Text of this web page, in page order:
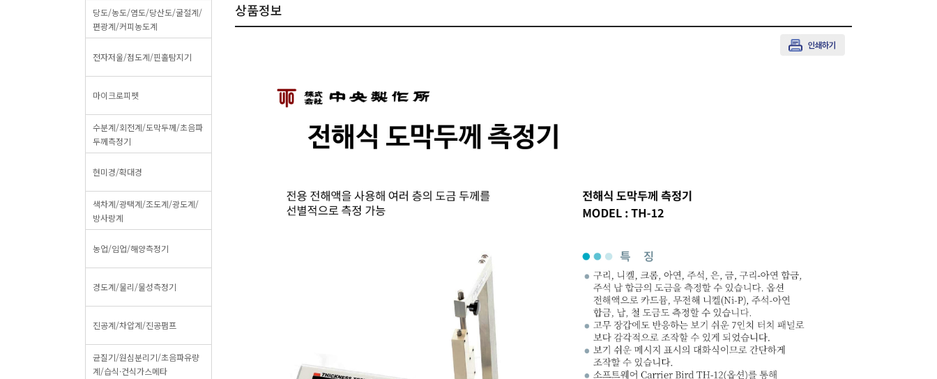
당도/농도/염도/당산도/굴절계/
편광계/커피농도계
전자저울/점도계/핀홀탐지기
마이크로피펫
수분계/회전계/도막두께/초음파
두께측정기
현미경/확대경
색차계/광택계/조도계/광도계/
방사랑계
농업/임업/해양측정기
경도계/물리/물성측정기
진공계/차압계/진공펌프
균질기/원심분리기/초음파유량
계/습식·건식가스메타
상품정보